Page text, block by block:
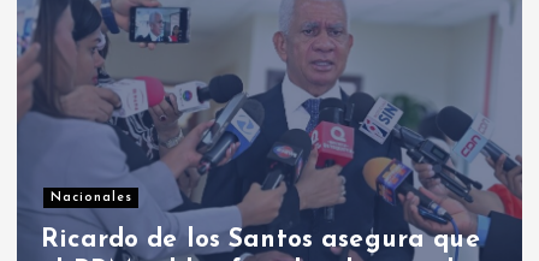
Nacionales
PRM designó organización política,
fue elegido Luis Abinader como